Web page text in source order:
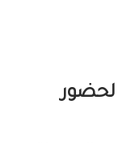
لحضور